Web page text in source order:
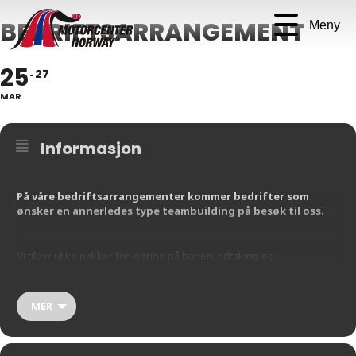
Meny
BEDRIFTSARRANGEMENT
25
MAR
27
Informasjon
På våre bedriftsarrangementer kommer bedrifter som
ønsker en annerledes type teambuilding på besøk til oss.
Vi tilbyr ulike pakker for kjøring på banen, tidtaking og
banen, overnatting på et nærliggende hotell, og andre flotte
opplevelser, eller et dagsbesøk.
MER